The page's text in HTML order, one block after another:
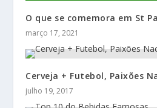
O que se comemora em St
março 17, 2021
Cerveja + Futebol, Paixões
julho 19, 2017